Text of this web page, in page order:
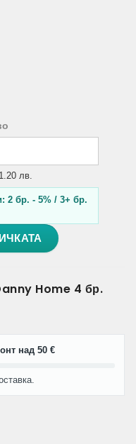
лв.
2 бр. - 5% / 3+ бр.
Home 4 бр.
над 50 €